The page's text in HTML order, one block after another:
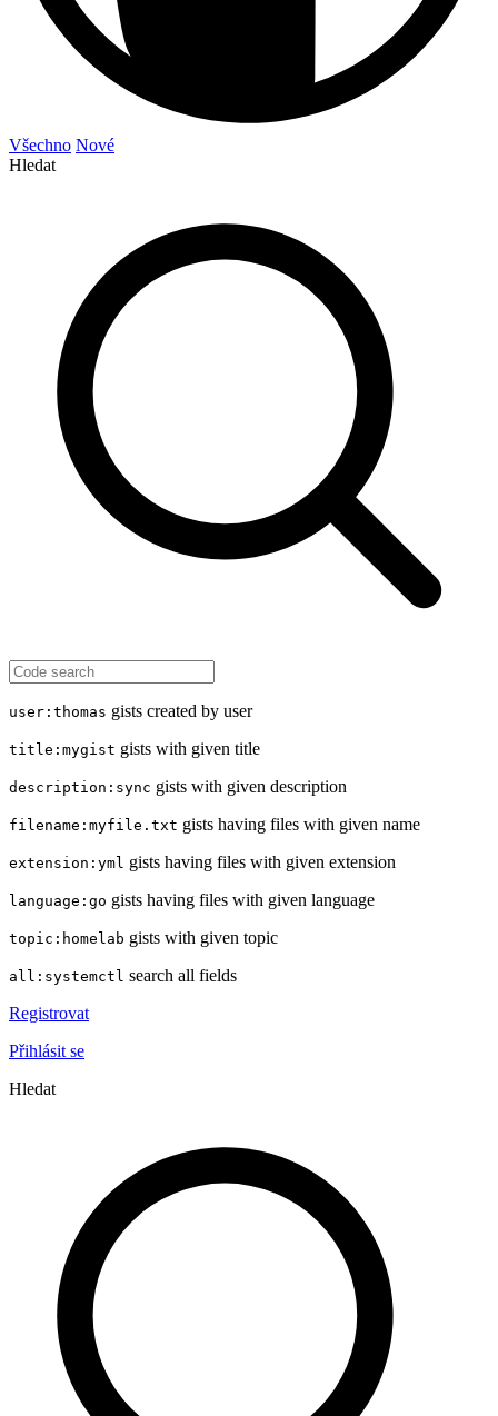
Všechno Nové
Hledat
user:thomas gists created by user
title:mygist gists with given title
description:sync gists with given description
filename:myfile.txt gists having files with given name
extension:yml gists having files with given extension
language:go gists having files with given language
topic:homelab gists with given topic
all:systemctl search all fields
Registrovat
Přihlásit se
Hledat